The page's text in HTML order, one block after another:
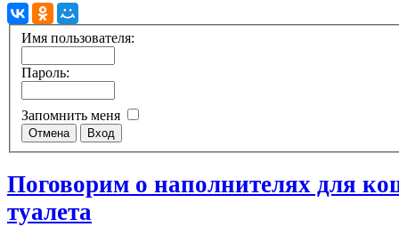
Имя пользователя:
Пароль:
Запомнить меня
Поговорим о наполнителях для
туалета